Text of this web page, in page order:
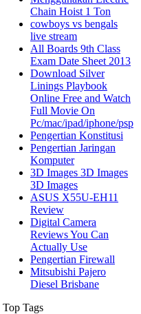
Chain Hoist 1 Ton
cowboys vs bengals
live stream
All Boards 9th Class
Exam Date Sheet 2013
Download Silver
Linings Playbook
Online Free and Watch
Full Movie On
Pc/mac/ipad/iphone/psp
Pengertian Konstitusi
Pengertian Jaringan
Komputer
3D Images 3D Images
3D Images
ASUS X55U-EH11
Review
Digital Camera
Reviews You Can
Actually Use
Pengertian Firewall
Mitsubishi Pajero
Diesel Brisbane
Top Tags